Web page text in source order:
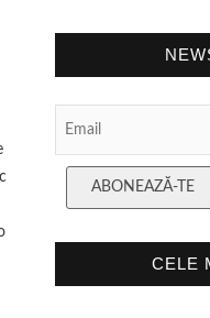
ABONEAZĂ-TE
CELE